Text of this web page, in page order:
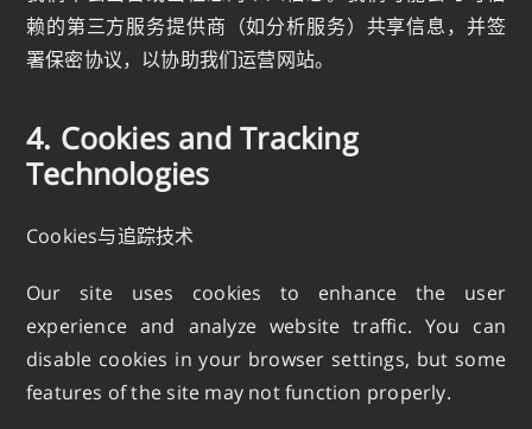
赖的第三方服务提供商（如分析服务）共享信息，并签
署保密协议，以协助我们运营网站。
4. Cookies and Tracking
Technologies
Cookies与追踪技术
Our site uses cookies to enhance the user
experience and analyze website traffic. You can
disable cookies in your browser settings, but some
features of the site may not function properly.